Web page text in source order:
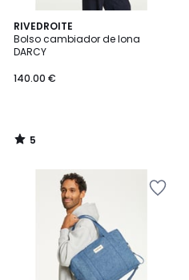
RIVEDROITE
Bolso cambiador de lona
DARCY
140.00 €
5
/
5
5
/